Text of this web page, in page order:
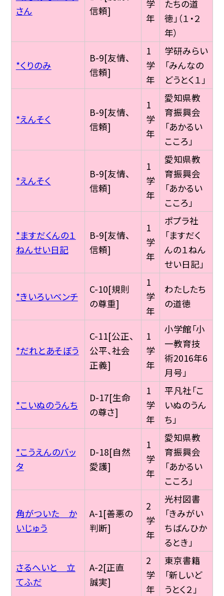
さん
信頼]
学
年
たちの道
徳」（１・２
年）
*くりのみ
B-9[友情、
信頼]
1
学
年
学研みらい
「みんなの
どうとく１」
*えんそく
B-9[友情、
信頼]
1
学
年
愛知県教
育振興会
「あかるい
こころ」
*えんそく
B-9[友情、
信頼]
1
学
年
愛知県教
育振興会
「あかるい
こころ」
*ますだくんの１
ねんせい日記
B-9[友情、
信頼]
1
学
年
ポプラ社
「ますだく
んの１ねん
せい日記」
*きいろいベンチ
C-10[規則
の尊重]
1
学
年
わたしたち
の道徳
*だれとあそぼう
C-11[公正、
公平、社会
正義]
1
学
年
小学館「小
一教育技
術2016年6
月号」
*こいぬのうんち
D-17[生命
の尊さ]
1
学
年
平凡社「こ
いぬのうん
ち」
*こうえんのバッ
タ
D-18[自然
愛護]
1
学
年
愛知県教
育振興会
「あかるい
こころ」
角がついた か
いじゅう
A-1[善悪の
判断]
2
学
年
光村図書
「きみがい
ちばんひか
るとき」
さるへいと 立
てふだ
A-2[正直
誠実]
2
学
年
東京書籍
「新しいど
うとく２」